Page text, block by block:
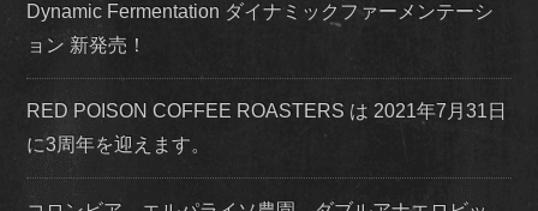
Dynamic Fermentation ダイナミックファーメンテーシ
ョン 新発売！
RED POISON COFFEE ROASTERS は 2021年7月31日
に3周年を迎えます。